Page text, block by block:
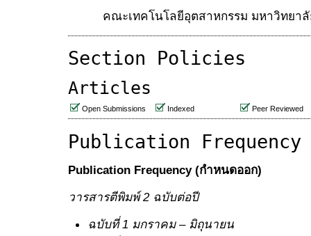
คณะเทคโนโลยีอุตสาหกรรม มหาวิทยาลั
Section Policies
Articles
Open Submissions Indexed Peer Reviewed
Publication Frequency
Publication Frequency (กำหนดออก)
วารสารตีพิมพ์2 ฉบับต่อปี
ฉบับที่1 มกราคม – มิถุนายน